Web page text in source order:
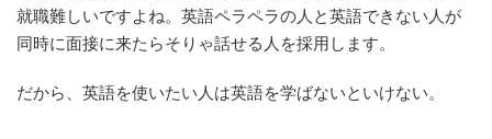
就職難しいですよね。英語ペラペラの人と英語できない人が
同時に面接に来たらそりゃ話せる人を採用します。
だから、英語を使いたい人は英語を学ばないといけない。